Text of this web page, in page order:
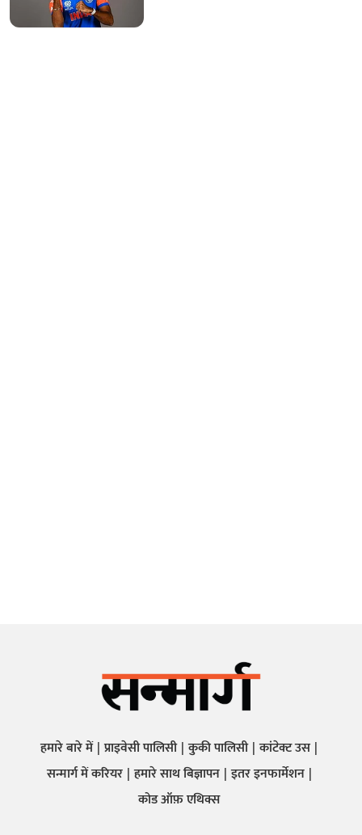
हमारे बारे में प्राइवेसी पालिसी कुकी पालिसी कांटेक्ट उस
सन्मार्ग में करियर हमारे साथ बिज्ञापन इतर इनफार्मेशन
कोड ऑफ़ एथिक्स